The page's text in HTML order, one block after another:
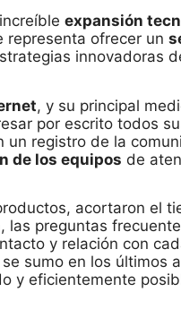
expansión
representa ofrecer un
innovadoras
, y su principal
por escrito todos
registro de la
de los equipos de
acortaron el
preguntas
y relación con
sumo en los últimos
y eficientemente